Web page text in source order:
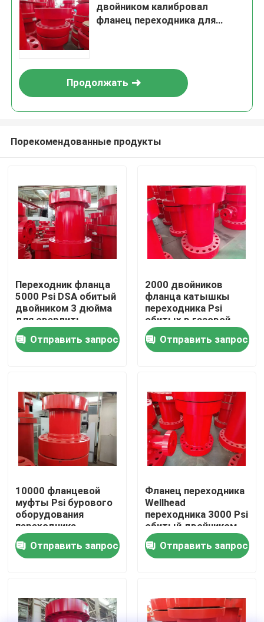
Главная страница
Продукция
О Компании
Наша фабрика
контроль качества
контактные данные
Новости
Все случаи
Вкладыш насоса грязи
двойником калибровал
фланец переходника для
Продолжать
Порекомендованные продукты
Переходник фланца
5000 Psi DSA обитый
двойником 3 дюйма
для сверлить
Отправить запрос
2000 двойников
фланца катышкы
переходника Psi
обитых в газовой
промышленности
Отправить запрос
10000 фланцевой
муфты Psi бурового
оборудования
переходника
двойного обитого
Отправить запрос
Фланец переходника
Wellhead
переходника 3000 Psi
обитый двойником
для хороший
сверлить
Отправить запрос